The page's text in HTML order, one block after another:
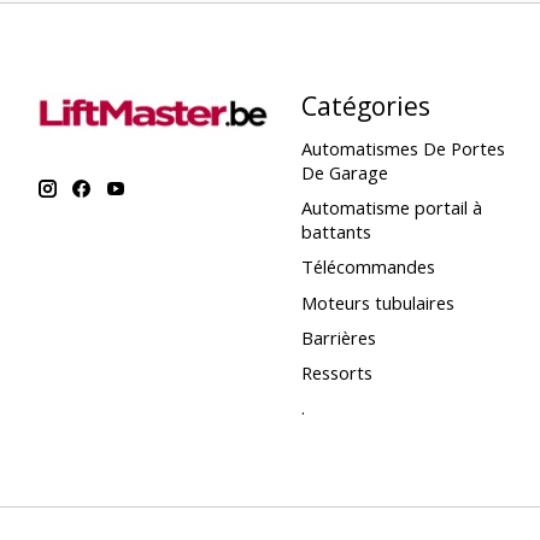
Catégories
Automatismes De Portes
De Garage
Automatisme portail à
battants
Télécommandes
Moteurs tubulaires
Barrières
Ressorts
.